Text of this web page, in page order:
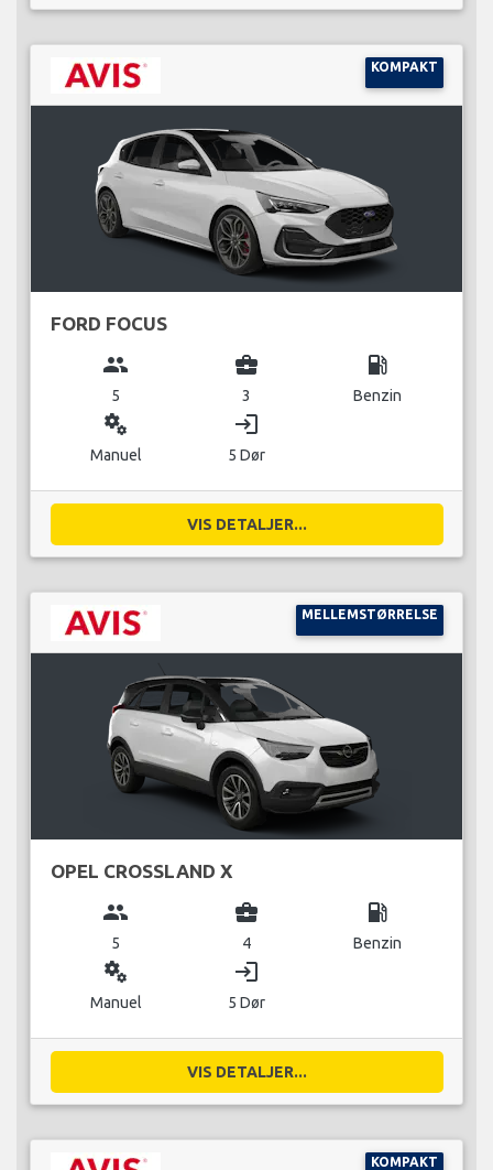
KOMPAKT
FORD FOCUS
group
5
business_center
3
local_gas_station
Benzin
miscellaneous_services
Manuel
login
5 Dør
VIS DETALJER...
MELLEMSTØRRELSE
OPEL CROSSLAND X
group
5
business_center
4
local_gas_station
Benzin
miscellaneous_services
Manuel
login
5 Dør
VIS DETALJER...
KOMPAKT